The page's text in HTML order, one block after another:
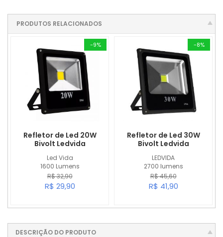
PRODUTOS RELACIONADOS
-9%
Led Vida
1600 Lumens
Refletor de Led 20W
Bivolt Ledvida
R$ 32,90
R$ 29,90
-8%
LEDVIDA
2700 lumens
Refletor de Led 30W
Bivolt Ledvida
R$ 45,60
R$ 41,90
DESCRIÇÃO DO PRODUTO